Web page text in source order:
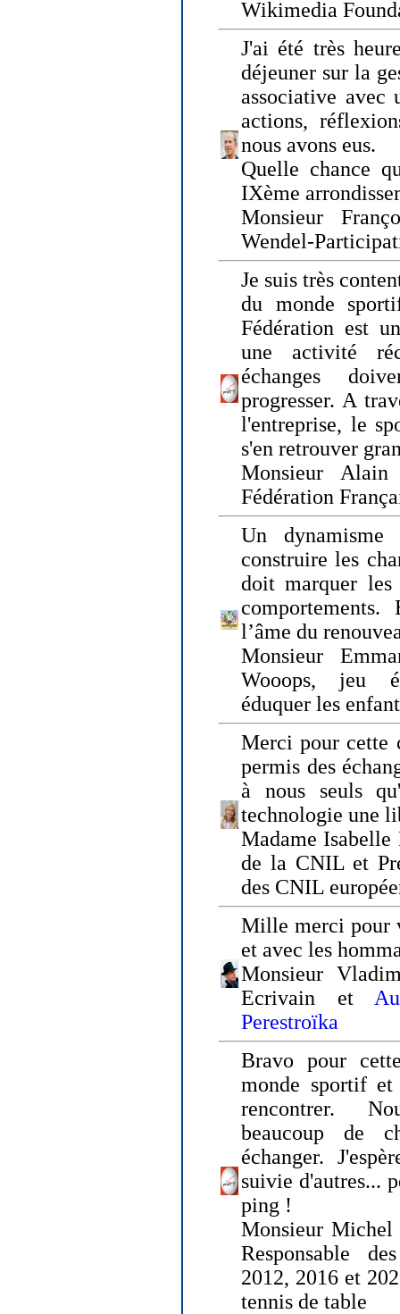
Wikimedia
J'ai été très
déjeuner sur la
associative avec
actions,
nous avons eus.
Quelle chance
IXème
Monsieur
Wendel-
Je suis très
du monde
Fédération est
une activité
échanges
progresser. A
l'entreprise, le
s'en retrouver
Monsieur
Fédération
Un dynamisme
construire les
doit marquer les
l’âme du
Monsieur
Wooops, jeu
éduquer les
Merci pour cette
permis des
à nous seuls
technologie une
Madame Isabelle
de la CNIL et
des CNIL
Mille merci pour
et avec les
Monsieur
Ecrivain et
Perestroïka
Bravo pour
monde sportif
rencontrer.
beaucoup de
échanger.
suivie d'autres...
ping !
Monsieur
Responsable
2012, 2016 et
tennis de table